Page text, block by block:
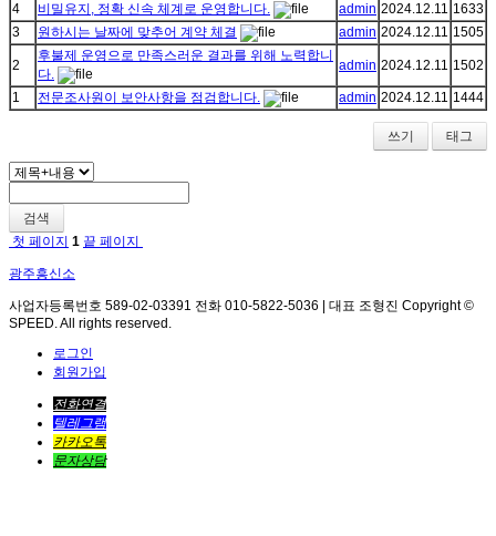
4
비밀유지, 정확 신속 체계로 운영합니다. admin 2024.12.11 1633
3
원하시는 날짜에 맞추어 계약 체결 admin 2024.12.11 1505
2
후불제 운영으로 만족스러운 결과를 위해 노력합니
다.
admin 2024.12.11 1502
1 전문조사원이 보안사항을 점검합니다. admin 2024.12.11 1444
쓰기 태그
검색
첫 페이지 1 끝 페이지
광주흥신소
사업자등록번호 589-02-03391 전화 010-5822-5036 | 대표 조형진 Copyright ©
SPEED. All rights reserved.
로그인
회원가입
전화연결
텔레그램
카카오톡
문자상담